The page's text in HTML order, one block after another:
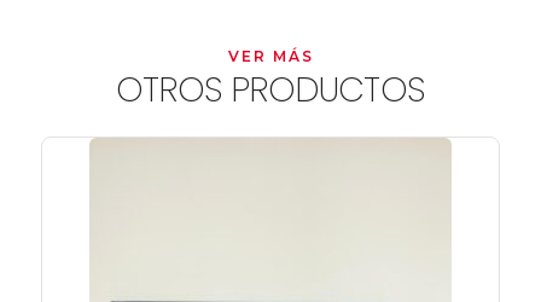
VER MÁS
OTROS PRODUCTOS